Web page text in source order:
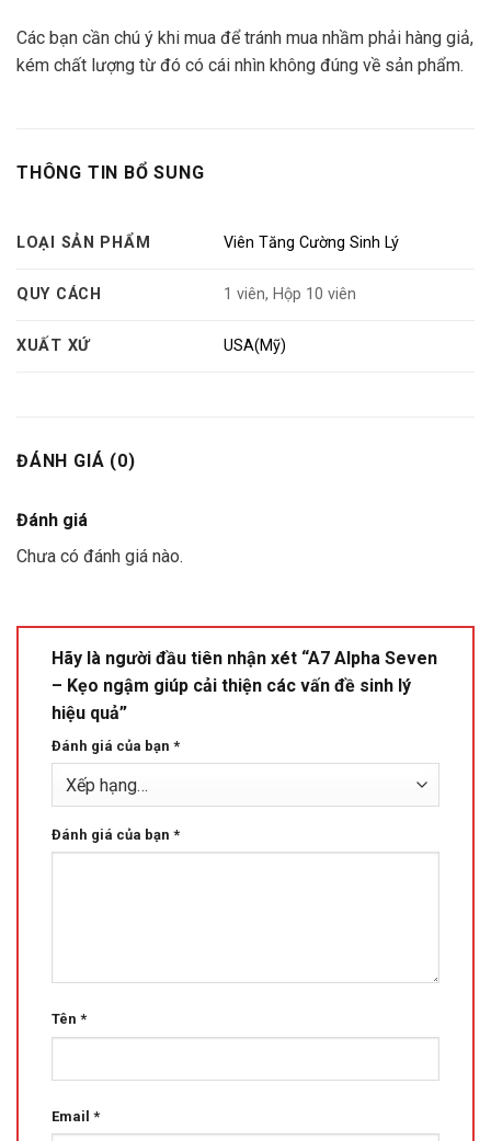
Các bạn cần chú ý khi mua để tránh mua nhầm phải hàng giả,
kém chất lượng từ đó có cái nhìn không đúng về sản phẩm.
THÔNG TIN BỔ SUNG
LOẠI SẢN PHẨM Viên Tăng Cường Sinh Lý
QUY CÁCH 1 viên, Hộp 10 viên
XUẤT XỨ USA(Mỹ)
ĐÁNH GIÁ (0)
Đánh giá
Chưa có đánh giá nào.
Hãy là người đầu tiên nhận xét “A7 Alpha Seven
– Kẹo ngậm giúp cải thiện các vấn đề sinh lý
hiệu quả”
Đánh giá của bạn *
Đánh giá của bạn *
Tên *
Email *